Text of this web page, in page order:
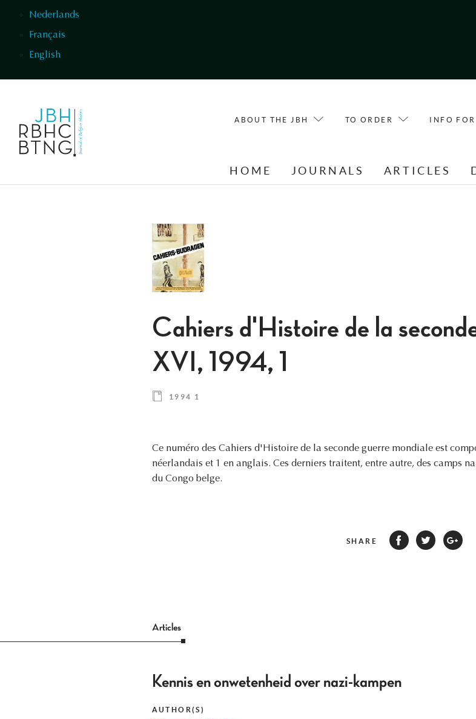
Nederlands
Français
English
ABOUT THE JBH TO ORDER INFO FOR
HOME JOURNALS ARTICLES
Cahiers d'Histoire de la
XVI, 1994, 1
1994 1
Ce numéro des Cahiers d'Histoire de la seconde guerre mondiale est
néerlandais et 1 en anglais. Ces derniers traitent, entre autre, des camps
du Congo belge.
SHARE
Articles
Kennis en onwetenheid over nazi-kampen
AUTHOR(S)